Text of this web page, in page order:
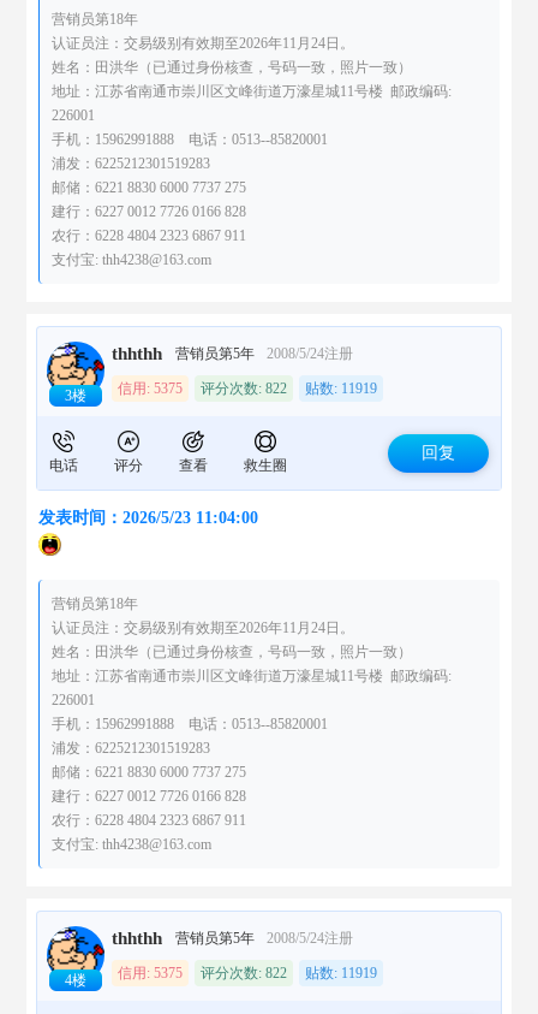
营销员第18年
认证员注：交易级别有效期至2026年11月24日。
姓名：田洪华（已通过身份核查，号码一致，照片一致）
地址：江苏省南通市崇川区文峰街道万濠星城11号楼 邮政编码:
226001
手机：15962991888 电话：0513--85820001
浦发：6225212301519283
邮储：6221 8830 6000 7737 275
建行：6227 0012 7726 0166 828
农行：6228 4804 2323 6867 911
支付宝: thh4238@163.com
3楼
thhthh 营销员第5年 2008/5/24注册
信用: 5375 评分次数: 822 贴数: 11919
电话 评分 查看 救生圈
回复
发表时间：2026/5/23 11:04:00
营销员第18年
认证员注：交易级别有效期至2026年11月24日。
姓名：田洪华（已通过身份核查，号码一致，照片一致）
地址：江苏省南通市崇川区文峰街道万濠星城11号楼 邮政编码:
226001
手机：15962991888 电话：0513--85820001
浦发：6225212301519283
邮储：6221 8830 6000 7737 275
建行：6227 0012 7726 0166 828
农行：6228 4804 2323 6867 911
支付宝: thh4238@163.com
4楼
thhthh 营销员第5年 2008/5/24注册
信用: 5375 评分次数: 822 贴数: 11919